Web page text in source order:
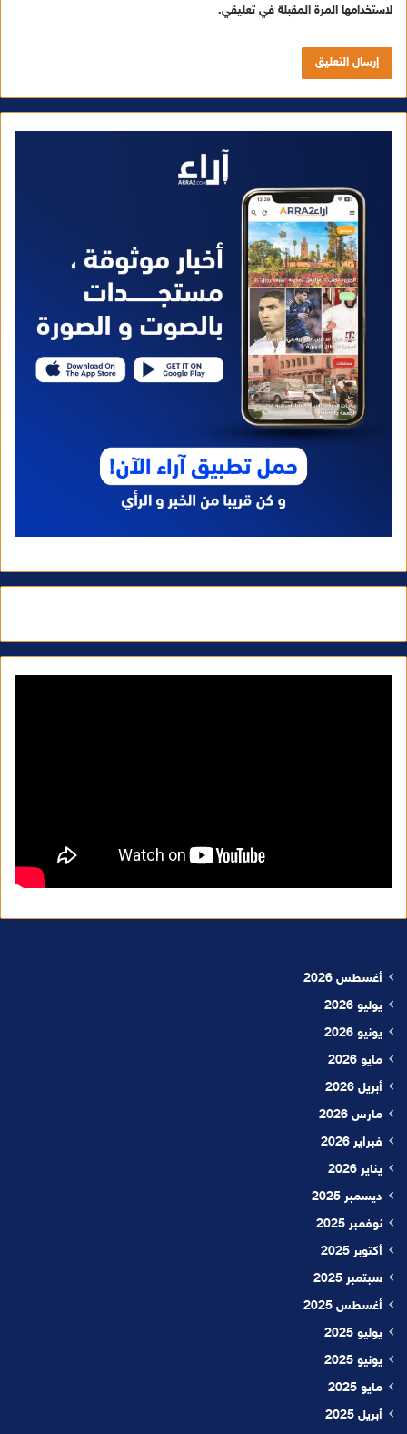
لاستخدامها المرة المقبلة في تعليقي.
أغسطس 2026
يوليو 2026
يونيو 2026
مايو 2026
أبريل 2026
مارس 2026
فبراير 2026
يناير 2026
ديسمبر 2025
نوفمبر 2025
أكتوبر 2025
سبتمبر 2025
أغسطس 2025
يوليو 2025
يونيو 2025
مايو 2025
أبريل 2025